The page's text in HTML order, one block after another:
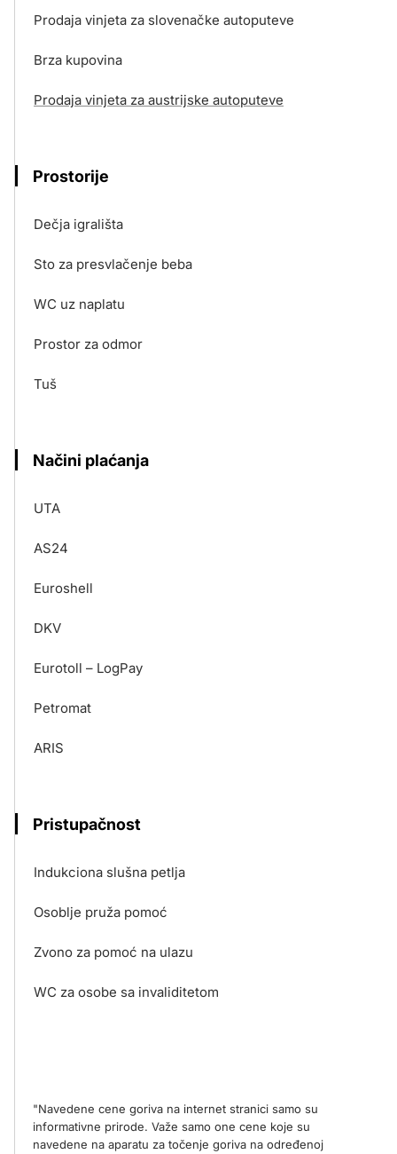
Prodaja vinjeta za slovenačke autoputeve
Brza kupovina
Prodaja vinjeta za austrijske autoputeve
Prostorije
Dečja igrališta
Sto za presvlačenje beba
WC uz naplatu
Prostor za odmor
Tuš
Načini plaćanja
UTA
AS24
Euroshell
DKV
Eurotoll – LogPay
Petromat
ARIS
Pristupačnost
Indukciona slušna petlja
Osoblje pruža pomoć
Zvono za pomoć na ulazu
WC za osobe sa invaliditetom
"Navedene cene goriva na internet stranici samo su
informativne prirode. Važe samo one cene koje su
navedene na aparatu za točenje goriva na određenoj